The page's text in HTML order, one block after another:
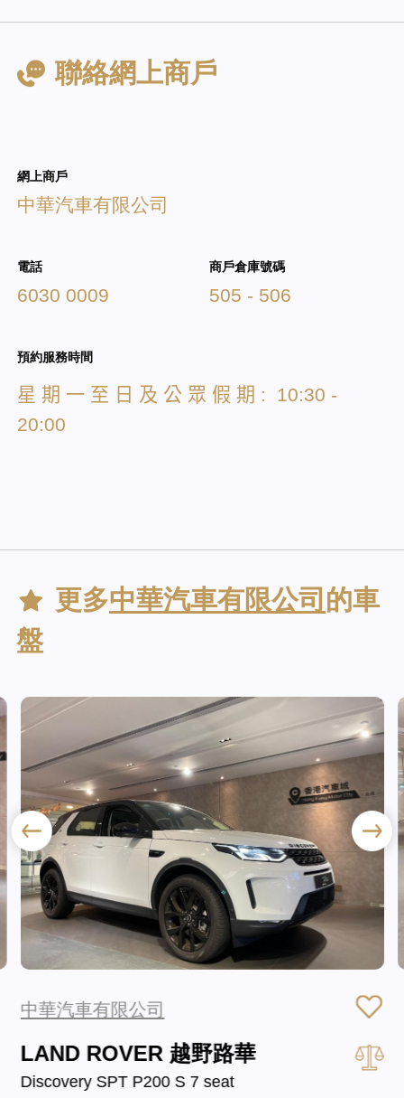
聯絡網上商戶
網上商戶
中華汽車有限公司
電話
6030 0009
商戶倉庫號碼
505 - 506
預約服務時間
星 期 一 至 日 及 公 眾 假 期 : 10:30 -
20:00
更多中華汽車有限公司 的車
盤
中華汽車有限公司
LAND ROVER 越野路華
Discovery SPT P200 S 7 seat